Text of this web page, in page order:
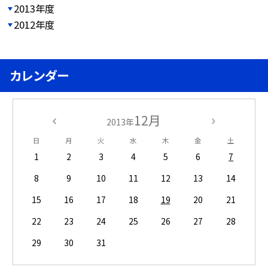
2013年度
2012年度
カレンダー
2013年12月
日 月 火 水 木 金 土
1 2 3 4 5 6
7
8
9 10 11 12 13
14
15
16 17 18 19 20
21
22
23 24 25 26 27
28
29
30 31